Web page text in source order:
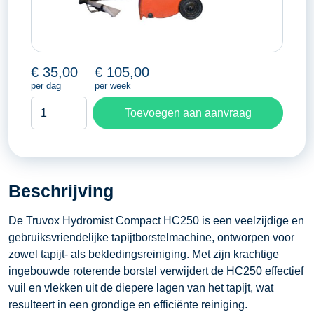
€ 35,00
per dag
€ 105,00
per week
Tapijtborstelmachine
Toevoegen aan aanvraag
Beschrijving
​De Truvox Hydromist Compact HC250 is een veelzijdige en
gebruiksvriendelijke tapijtborstelmachine, ontworpen voor
zowel tapijt- als bekledingsreiniging. Met zijn krachtige
ingebouwde roterende borstel verwijdert de HC250 effectief
vuil en vlekken uit de diepere lagen van het tapijt, wat
resulteert in een grondige en efficiënte reiniging.